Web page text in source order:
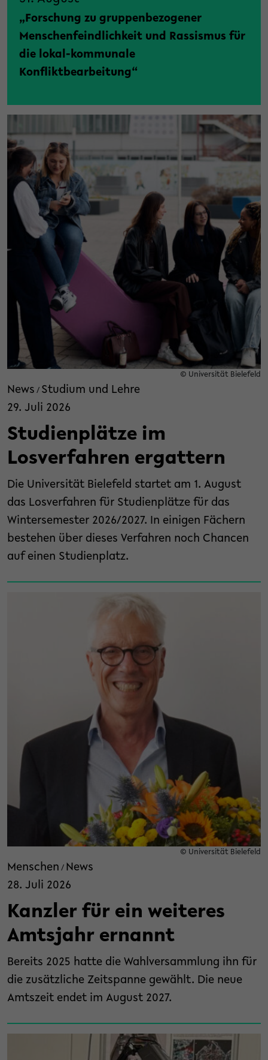
„Forschung zu gruppenbezogener
Menschenfeindlichkeit und Rassismus für
die lokal-kommunale
Konfliktbearbeitung“
© Universität Bielefeld
News / Studium und Lehre
29. Juli 2026
Studienplätze im
Losverfahren ergattern
Die Universität Bielefeld startet am 1. August
das Losverfahren für Studienplätze für das
Wintersemester 2026/2027. In einigen Fächern
bestehen über dieses Verfahren noch Chancen
auf einen Studienplatz.
© Universität Bielefeld
Menschen / News
28. Juli 2026
Kanzler für ein weiteres
Amtsjahr ernannt
Bereits 2025 hatte die Wahlversammlung ihn für
die zusätzliche Zeitspanne gewählt. Die neue
Amtszeit endet im August 2027.